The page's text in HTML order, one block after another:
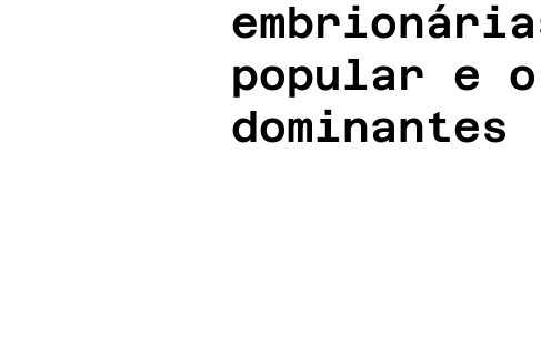
popular e
dominantes